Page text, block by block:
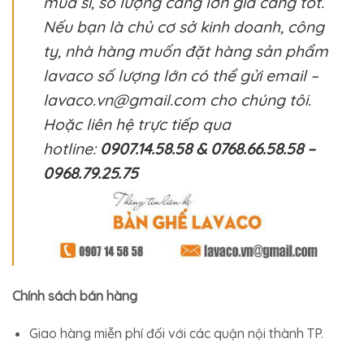
Nếu bạn là chủ cơ sở kinh doanh, công
ty, nhà hàng muốn đặt hàng sản phẩm
lavaco số lượng lớn có thể gửi email –
lavaco.vn@gmail.com cho chúng tôi.
Hoặc liên hệ trực tiếp qua
hotline: 0907.14.58.58 & 0768.66.58.58 –
0968.79.25.75
Chính sách bán hàng
Giao hàng miễn phí đối với các quận nội thành TP.